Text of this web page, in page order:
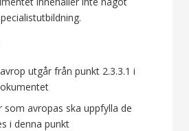
utgår från punkt 2.3.3.1 i
som avropas ska uppfylla de
i denna punkt